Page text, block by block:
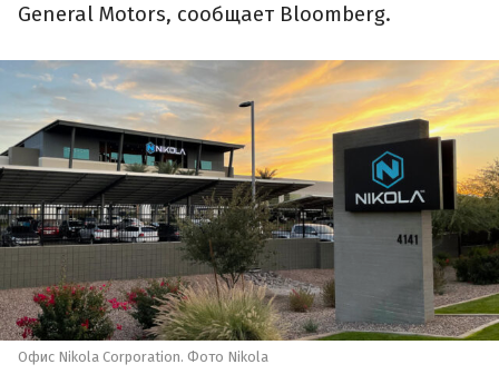
General Motors, сообщает Bloomberg.
Офис Nikola Corporation. Фото Nikola